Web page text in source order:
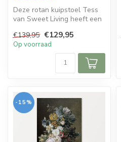
Deze rotan kuipstoel Tess
van Sweet Living heeft een
k...
€139,95 €129,95
Op voorraad
-15%